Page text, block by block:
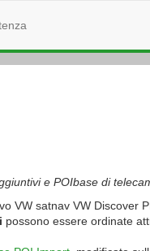
e POIbase di
VW satnav VW Discover
possono essere ordinate